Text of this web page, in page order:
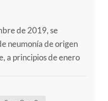
de 2019, se
neumonía de origen
a principios de enero
más tarde se
agudo severo